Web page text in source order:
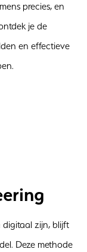
precies, en
je de
en effectieve
digitaal zijn, blijft
Deze methode